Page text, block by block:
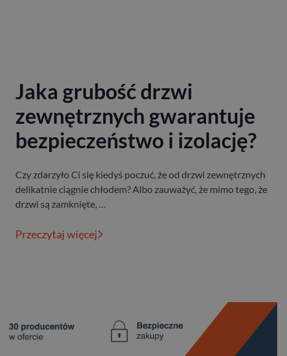
Jaka grubość drzwi
zewnętrznych gwarantuje
bezpieczeństwo i izolację?
Czy zdarzyło Ci się kiedyś poczuć, że od drzwi zewnętrznych
delikatnie ciągnie chłodem? Albo zauważyć, że mimo tego, że
drzwi są zamknięte, …
Przeczytaj więcej